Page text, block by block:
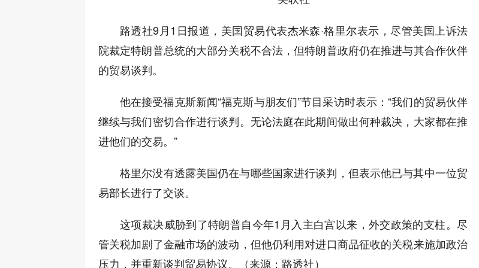
路透社9月1日报道，美国贸易代表杰米森·格里尔表示，尽管美国上诉法
院裁定特朗普总统的大部分关税不合法，但特朗普政府仍在推进与其合作伙伴
的贸易谈判。
他在接受福克斯新闻“福克斯与朋友们”节目采访时表示：“我们的贸易伙伴
继续与我们密切合作进行谈判。无论法庭在此期间做出何种裁决，大家都在推
进他们的交易。”
格里尔没有透露美国仍在与哪些国家进行谈判，但表示他已与其中一位贸
易部长进行了交谈。
这项裁决威胁到了特朗普自今年1月入主白宫以来，外交政策的支柱。尽
管关税加剧了金融市场的波动，但他仍利用对进口商品征收的关税来施加政治
压力，并重新谈判贸易协议。（来源：路透社）